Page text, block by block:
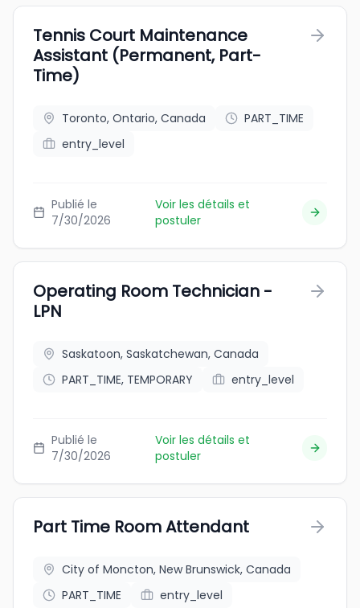
Tennis Court Maintenance
Assistant (Permanent, Part-
Time)
Toronto, Ontario, Canada
PART_TIME
entry_level
Publié le
7/30/2026
Voir les détails et
postuler
Operating Room Technician -
LPN
Saskatoon, Saskatchewan, Canada
PART_TIME, TEMPORARY
entry_level
Publié le
7/30/2026
Voir les détails et
postuler
Part Time Room Attendant
City of Moncton, New Brunswick, Canada
PART_TIME
entry_level